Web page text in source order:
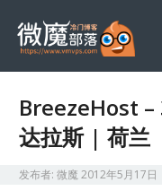
BreezeHost –
达拉斯 | 荷兰
发布者:微魔2012年5月17日